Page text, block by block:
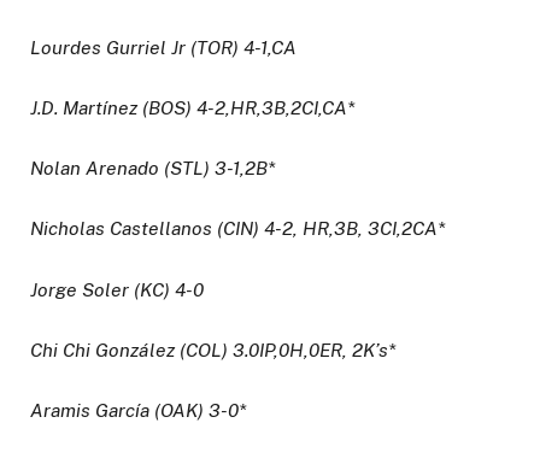
Lourdes Gurriel Jr (TOR) 4-1,CA
J.D. Martínez (BOS) 4-2,HR,3B,2CI,CA*
Nolan Arenado (STL) 3-1,2B*
Nicholas Castellanos (CIN) 4-2, HR,3B, 3CI,2CA*
Jorge Soler (KC) 4-0
Chi Chi González (COL) 3.0IP,0H,0ER, 2K’s*
Aramis García (OAK) 3-0*